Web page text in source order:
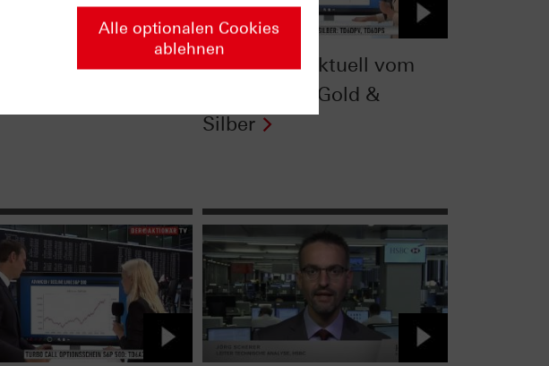
vom
Zertifikate-Aktuell vom
20.07.2016: Gold &
Silber
Alle optionalen Cookies
ablehnen